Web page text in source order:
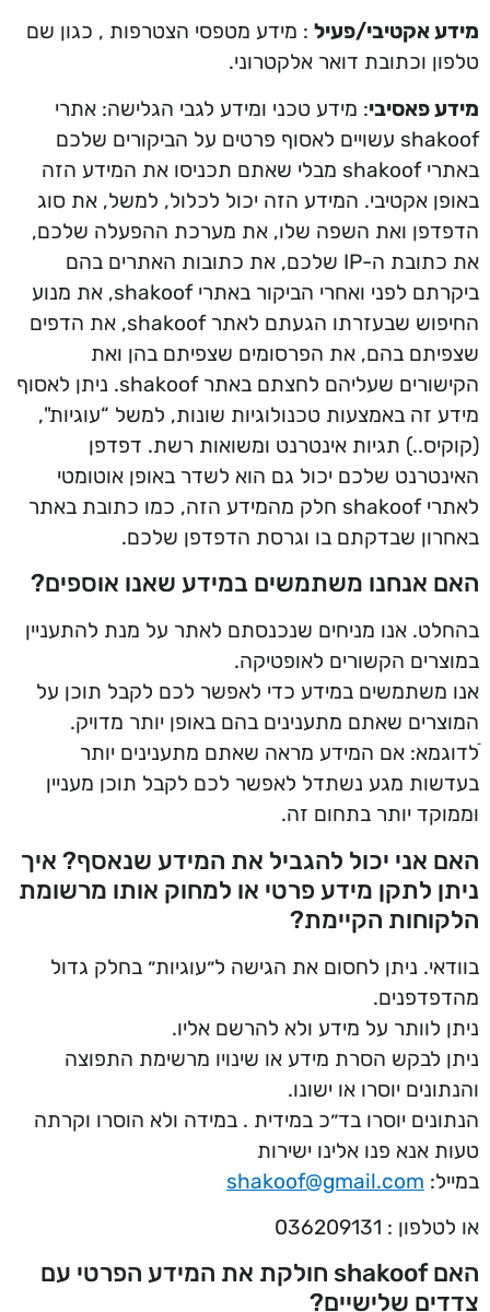
מידע אקטיבי/פעיל : מידע מטפסי הצטרפות , כגון שם
טלפון וכתובת דואר אלקטרוני.
מידע פאסיבי: מידע טכני ומידע לגבי הגלישה: אתרי
shakoof עשויים לאסוף פרטים על הביקורים שלכם
באתרי shakoof מבלי שאתם תכניסו את המידע הזה
באופן אקטיבי. המידע הזה יכול לכלול, למשל, את סוג
הדפדפן ואת השפה שלו, את מערכת ההפעלה שלכם,
את כתובת ה-IP שלכם, את כתובות האתרים בהם
ביקרתם לפני ואחרי הביקור באתרי shakoof, את מנוע
החיפוש שבעזרתו הגעתם לאתר shakoof, את הדפים
שצפיתם בהם, את הפרסומים שצפיתם בהן ואת
הקישורים שעליהם לחצתם באתר shakoof. ניתן לאסוף
מידע זה באמצעות טכנולוגיות שונות, למשל “עוגיות",
(קוקיס..) תגיות אינטרנט ומשואות רשת. דפדפן
האינטרנט שלכם יכול גם הוא לשדר באופן אוטומטי
לאתרי shakoof חלק מהמידע הזה, כמו כתובת באתר
באחרון שבדקתם בו וגרסת הדפדפן שלכם.
האם אנחנו משתמשים במידע שאנו אוספים?
בהחלט. אנו מניחים שנכנסתם לאתר על מנת להתעניין
במוצרים הקשורים לאופטיקה.
אנו משתמשים במידע כדי לאפשר לכם לקבל תוכן על
המוצרים שאתם מתענינים בהם באופן יותר מדויק.
ֿלדוגמא: אם המידע מראה שאתם מתענינים יותר
בעדשות מגע נשתדל לאפשר לכם לקבל תוכן מעניין
וממוקד יותר בתחום זה.
האם אני יכול להגביל את המידע שנאסף? איך
ניתן לתקן מידע פרטי או למחוק אותו מרשומת
הלקוחות הקיימת?
בוודאי. ניתן לחסום את הגישה ל״עוגיות״ בחלק גדול
מהדפדפנים.
ניתן לוותר על מידע ולא להרשם אליו.
ניתן לבקש הסרת מידע או שינויו מרשימת התפוצה
והנתונים יוסרו או ישונו.
הנתונים יוסרו בד״כ במידית . במידה ולא הוסרו וקרתה
טעות אנא פנו אלינו ישירות
במייל: shakoof@gmail.com
או לטלפון : 036209131
האם shakoof חולקת את המידע הפרטי עם
צדדים שלישיים?